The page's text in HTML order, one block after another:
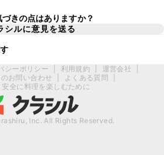
きの点はありますか？
シルに意見を送る
シーポリシー 利用規約 運営会社
お問い合わせ
よくある質問
安全に料理を楽しむために
Inc. All Rights Reserved.